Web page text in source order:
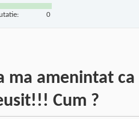
0
ma amenintat
Cum ?